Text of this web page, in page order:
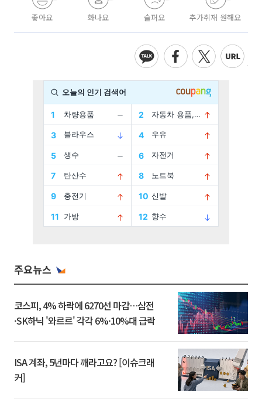
좋아요 화나요 슬퍼요 추가취재 원해요
주요뉴스
코스피, 4% 하락에 6270선 마감…삼전
·SK하닉 '와르르' 각각 6%·10%대 급락
ISA 계좌, 5년마다 깨라고요? [이슈크래
커]